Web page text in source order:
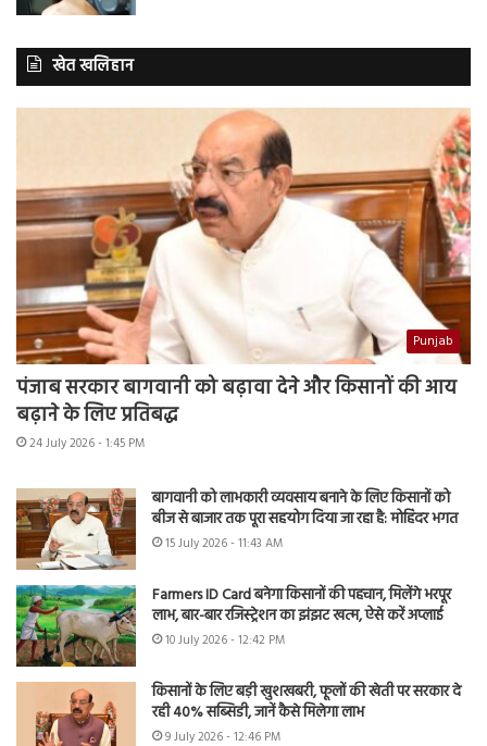
खेत खलिहान
Punjab
पंजाब सरकार बागवानी को बढ़ावा देने और किसानों की आय
बढ़ाने के लिए प्रतिबद्ध
24 July 2026 - 1:45 PM
बागवानी को लाभकारी व्यवसाय बनाने के लिए किसानों को
बीज से बाजार तक पूरा सहयोग दिया जा रहा है: मोहिंदर भगत
15 July 2026 - 11:43 AM
Farmers ID Card बनेगा किसानों की पहचान, मिलेंगे भरपूर
लाभ, बार-बार रजिस्ट्रेशन का झंझट खत्म, ऐसे करें अप्लाई
10 July 2026 - 12:42 PM
किसानों के लिए बड़ी खुशखबरी, फूलों की खेती पर सरकार दे
रही 40% सब्सिडी, जानें कैसे मिलेगा लाभ
9 July 2026 - 12:46 PM